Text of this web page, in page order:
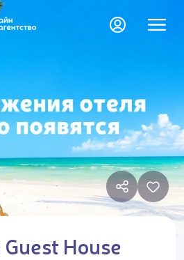
House